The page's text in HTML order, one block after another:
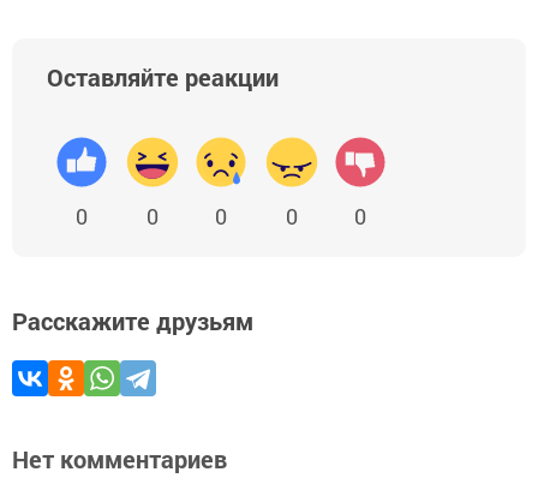
Оставляйте реакции
0 0 0 0 0
Расскажите друзьям
Нет комментариев